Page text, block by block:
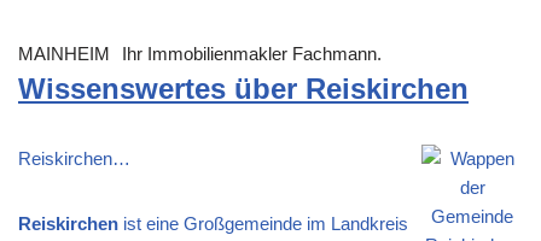
MAINHEIM Ihr Immobilienmakler Fachmann.
Wissenswertes über Reiskirchen
Reiskirchen…
Reiskirchen ist eine Großgemeinde im Landkreis